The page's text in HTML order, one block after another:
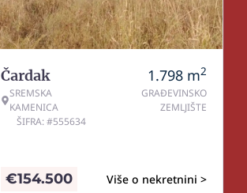
Čardak
SREMSKA
KAMENICA
ŠIFRA: #555634
1.798 m2
GRAĐEVINSKO
ZEMLJIŠTE
Više o nekretnini >
€154.500